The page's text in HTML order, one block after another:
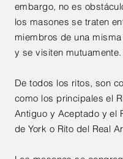
embargo, no es
los masones se traten
miembros de una
y se visiten mutuamente.
De todos los ritos, son
como los principales el
Antiguo y Aceptado y el
de York o Rito del Real